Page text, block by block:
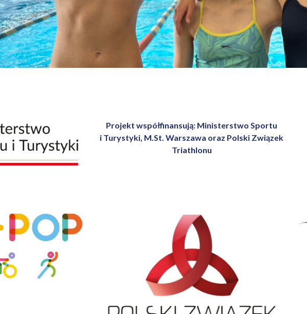
Projekt współfinansują: Ministerstwo Sportu
i Turystyki, M.St. Warszawa oraz Polski Związek
Triathlonu